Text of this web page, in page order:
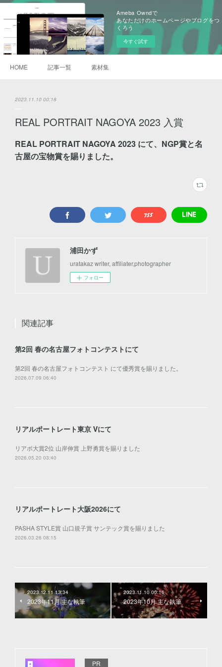
Ameba Owndで
あなただけのホームページやブログをつ
くろう
今すぐ試す
HOME 記事一覧 素材集
2023.11.10 00:18
REAL PORTRAIT NAGOYA 2023 入賞
REAL PORTRAIT NAGOYA 2023 にて、NGP賞と名
古屋の宝物賞を賜りました。
浦田かず
uratakaz writer, affiliater,photographer
フォロー
関連記事
第2回 春の名古屋フォトコンテストにて
第2回 春の名古屋フォトコンテスト にて優秀賞を賜りました。
2026.07.09 06:40
リアルポートレート東京 Ⅴにて
リアポ大賞2位 山岸伸賞 上野勇賞を賜りました
2026.05.20 03:40
リアルポートレート大阪2026にて
PASHA STYLE賞 山口規子賞 サンテック賞を賜りました
2026.03.26 08:15
2023.12.11 13:34
2023年11月 主な執筆
2023.11.10 00:16
2023年10月 主な執筆
PR